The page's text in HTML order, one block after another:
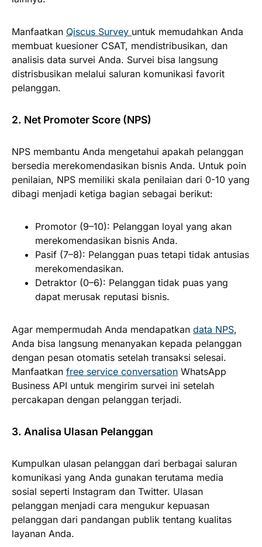
Manfaatkan Qiscus Survey untuk memudahkan Anda
membuat kuesioner CSAT, mendistribusikan, dan
analisis data survei Anda. Survei bisa langsung
distrisbusikan melalui saluran komunikasi favorit
pelanggan.
2. Net Promoter Score (NPS)
NPS membantu Anda mengetahui apakah pelanggan
bersedia merekomendasikan bisnis Anda. Untuk poin
penilaian, NPS memiliki skala penilaian dari 0-10 yang
dibagi menjadi ketiga bagian sebagai berikut:
Promotor (9–10): Pelanggan loyal yang akan
merekomendasikan bisnis Anda.
Pasif (7–8): Pelanggan puas tetapi tidak antusias
merekomendasikan.
Detraktor (0–6): Pelanggan tidak puas yang
dapat merusak reputasi bisnis.
Agar mempermudah Anda mendapatkan data NPS,
Anda bisa langsung menanyakan kepada pelanggan
dengan pesan otomatis setelah transaksi selesai.
Manfaatkan free service conversation WhatsApp
Business API untuk mengirim survei ini setelah
percakapan dengan pelanggan terjadi.
3. Analisa Ulasan Pelanggan
Kumpulkan ulasan pelanggan dari berbagai saluran
komunikasi yang Anda gunakan terutama media
sosial seperti Instagram dan Twitter. Ulasan
pelanggan menjadi cara mengukur kepuasan
pelanggan dari pandangan publik tentang kualitas
layanan Anda.